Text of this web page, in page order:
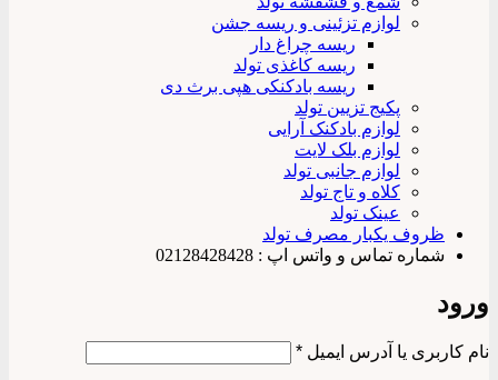
لوازم تزئینی و ریسه جشن
ریسه چراغ دار
ریسه کاغذی تولد
ریسه بادکنکی هپی برث دی
پکیج تزیین تولد
لوازم بادکنک آرایی
لوازم بلک لایت
لوازم جانبی تولد
کلاه و تاج تولد
عینک تولد
ظروف یکبار مصرف تولد
شماره تماس و واتس اپ : 02128428428
ورود
نام کاربری یا آدرس ایمیل *الزامی